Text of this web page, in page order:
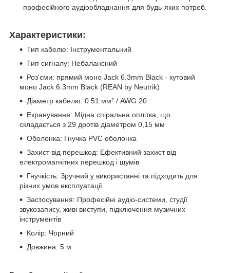
професійного аудіообладнання для будь-яких потреб.
Характеристики:
Тип кабелю: Інструментальний
Тип сигналу: Небалансний
Роз'єми: прямий моно Jack 6.3mm Black - кутовий
моно Jack 6.3mm Black (REAN by Neutrik)
Діаметр кабелю: 0.51 мм² / AWG 20
Екранування: Мідна спіральна оплітка, що
складається з 29 дротів діаметром 0,15 мм
Оболонка: Гнучка PVC оболонка
Захист від перешкод: Ефективний захист від
електромагнітних перешкод і шумів
Гнучкість: Зручний у використанні та підходить для
різних умов експлуатації
Застосування: Професійні аудіо-системи, студії
звукозапису, живі виступи, підключення музичних
інструментів
Колір: Чорний
Довжина: 5 м